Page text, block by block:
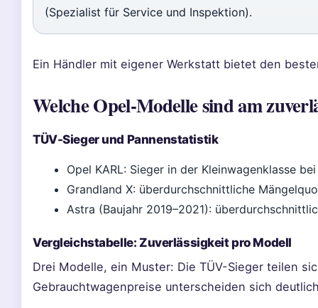
(Spezialist für Service und Inspektion).
Ein Händler mit eigener Werkstatt bietet den
Welche Opel-Modelle sind am
TÜV-Sieger und Pannenstatistik
Opel KARL: Sieger in der Kleinwagenklasse
Grandland X: überdurchschnittliche
Astra (Baujahr 2019–2021):
Vergleichstabelle: Zuverlässigkeit pro Modell
Drei Modelle, ein Muster: Die TÜV-Sieger teilen
Gebrauchtwagenpreise unterscheiden sich